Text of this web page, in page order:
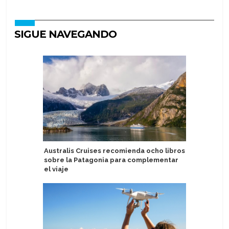
SIGUE NAVEGANDO
Australis Cruises recomienda ocho libros
sobre la Patagonia para complementar
el viaje